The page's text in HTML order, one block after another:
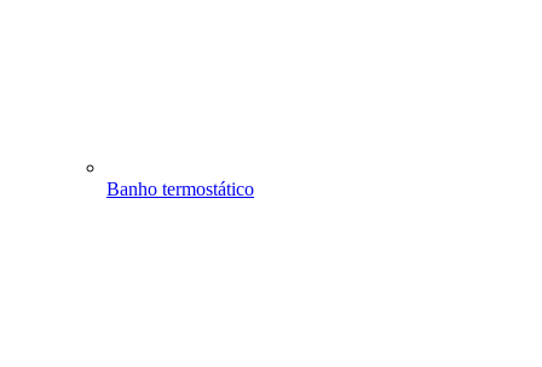
Banho termostático